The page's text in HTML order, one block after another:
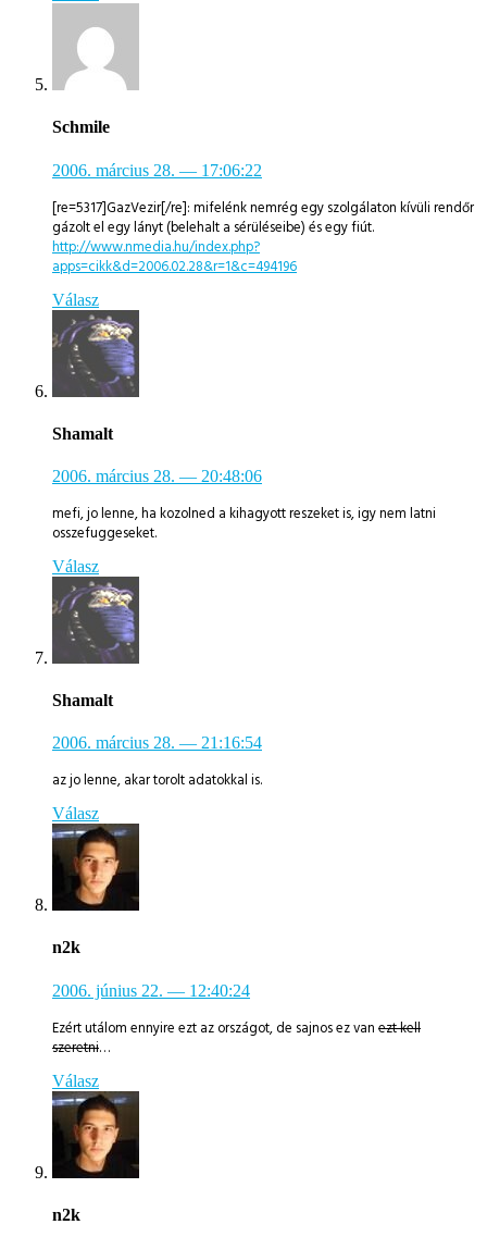
Schmile
2006. március 28. — 17:06:22
[re=5317]GazVezir[/re]: mifelénk nemrég egy szolgálaton kívüli rendőr
gázolt el egy lányt (belehalt a sérüléseibe) és egy fiút.
http://www.nmedia.hu/index.php?
apps=cikk&d=2006.02.28&r=1&c=494196
Válasz
Shamalt
2006. március 28. — 20:48:06
mefi, jo lenne, ha kozolned a kihagyott reszeket is, igy nem latni
osszefuggeseket.
Válasz
Shamalt
2006. március 28. — 21:16:54
az jo lenne, akar torolt adatokkal is.
Válasz
n2k
2006. június 22. — 12:40:24
Ezért utálom ennyire ezt az országot, de sajnos ez van ezt kell
szeretni…
Válasz
n2k